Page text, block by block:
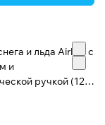
и льда Airline с
и
ручкой (120